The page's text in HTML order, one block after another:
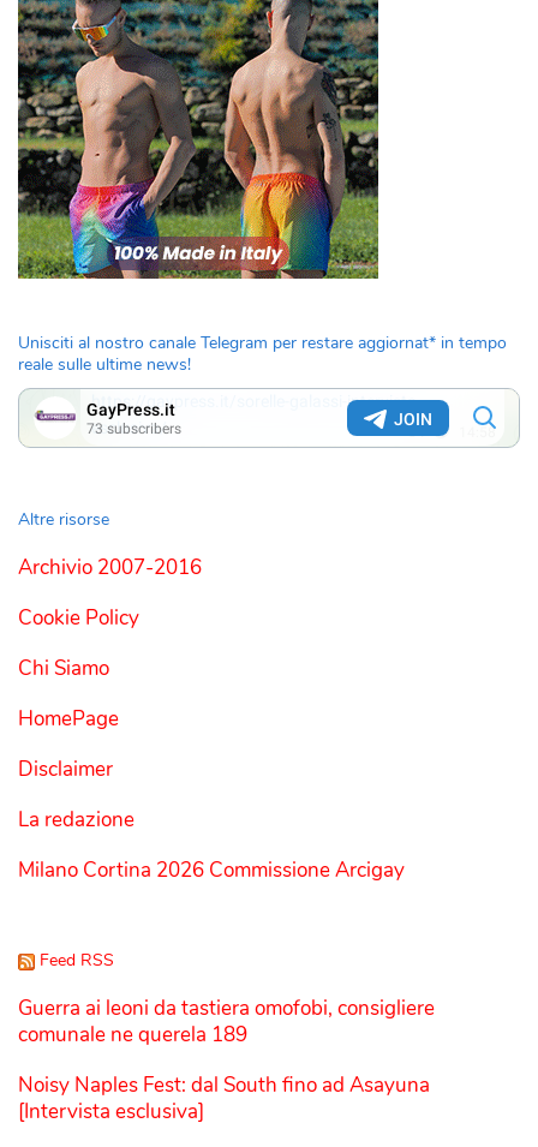
Unisciti al nostro canale Telegram per restare aggiornat* in tempo
reale sulle ultime news!
Altre risorse
Archivio 2007-2016
Cookie Policy
Chi Siamo
HomePage
Disclaimer
La redazione
Milano Cortina 2026 Commissione Arcigay
Feed RSS
Guerra ai leoni da tastiera omofobi, consigliere
comunale ne querela 189
Noisy Naples Fest: dal South fino ad Asayuna
[Intervista esclusiva]